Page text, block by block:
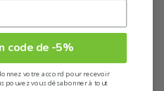
code de -5%
votre accord pour recevoir
pouvez vous désabonner à tout